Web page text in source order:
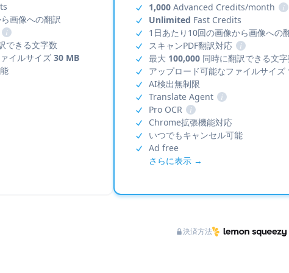
画像への翻訳
i
できる文字数
イルサイズ 30 MB
1,000 Advanced Credits/month
i
Unlimited Fast Credits
1日あたり10回の画像から画像への
スキャンPDF翻訳対応
i
最大 100,000 同時に翻訳できる文
アップロード可能なファイルサイズ
AI検出無制限
Translate Agent
i
Pro OCR
i
Chrome拡張機能対応
いつでもキャンセル可能
Ad free
さらに表示 →
決済方法